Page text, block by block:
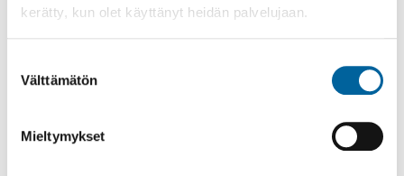
kerätty, kun olet käyttänyt heidän palvelujaan.
valinta
Välttämätön
Mieltymykset
ETUSIVU
KASVATUS JA KOULUTUS